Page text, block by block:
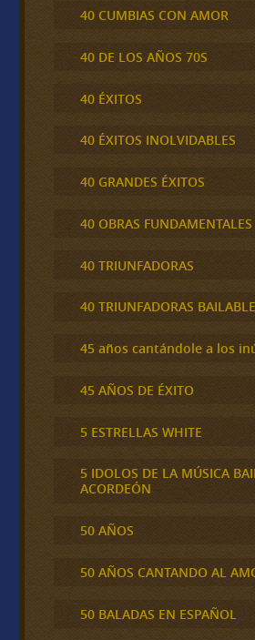
40 CUMBIAS CON AMOR
40 DE LOS AÑOS 70S
40 ÉXITOS
40 ÉXITOS INOLVIDABLES
40 GRANDES ÉXITOS
40 OBRAS FUNDAMENTALES
40 TRIUNFADORAS
40 TRIUNFADORAS
45 años cantándole a los
45 AÑOS DE ÉXITO
5 ESTRELLAS WHITE
5 IDOLOS DE LA MÚSICA
ACORDEÓN
50 AÑOS
50 AÑOS CANTANDO AL
50 BALADAS EN ESPAÑOL